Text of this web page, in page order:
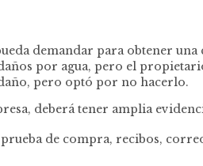
demandar para obtener
por agua, pero el
pero optó por no hacerlo.
deberá tener amplia
de compra, recibos,